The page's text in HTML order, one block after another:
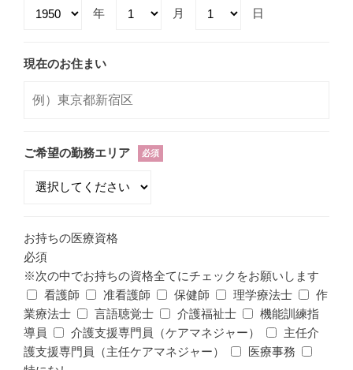
年 月 日
現在のお住まい
ご希望の勤務エリア 必須
お持ちの医療資格
必須
※次の中でお持ちの資格全てにチェックをお願いします
看護師
准看護師 保健師 理学療法士
作
業療法士
言語聴覚士 介護福祉士
機能訓練指
導員
介護支援専門員（ケアマネジャー）
主任介
護支援専門員（主任ケアマネジャー）
医療事務